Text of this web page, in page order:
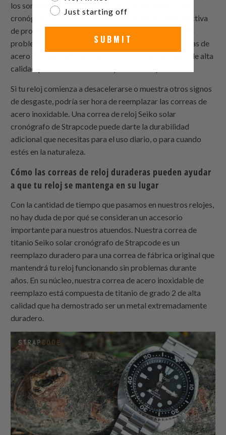
los sometas. Tu reloj importa. Las correas Seiko solar
cronógrafo duraderas son una forma simple pero efectiva
de proteger tu inversión y mantenerla funcionando sin
problemas durante mucho tiempo. La marca de correas de
acero inoxidable Strapcode ofrece correas de cuero de alta
calidad y correas de silicona a precios asequibles.
Si tu reloj comienza a desacelerarse o muestra otros signos
de desgaste, podría ser hora de reemplazar las correas de
acero inoxidable. Una correa de reloj Seiko solar
cronógrafo de Strapcode puede darte la durabilidad
adicional que necesitas para el uso diario, o para cuando
estés en la naturaleza.
Cómo las correas de reloj duraderas pueden ayudar
a que tu reloj se mantenga en su lugar
Con la cantidad de tiempo que pasamos en nuestros relojes,
no hay duda de por qué se consideran un accesorio
importante para nuestros atuendos. Nuestra correa de
titanio Seiko solar cronógrafo de Strapcode es un
reemplazo duradero para una correa de fábrica original que
mantendrá tu reloj funcionando sin problemas durante
años. En su núcleo, nuestra correa de acero inoxidable de
reemplazo está compuesta de titanio de grado 2 de alta
calidad que ha demostrado ser un metal extremadamente
duradero.
Just starting off
SUBMIT